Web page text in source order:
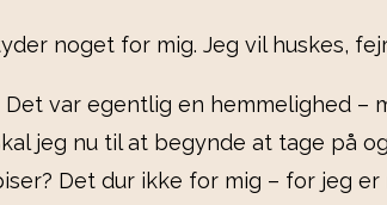
noget for mig. Jeg vil huskes,
var egentlig en hemmelighed –
jeg nu til at begynde at tage på
Det dur ikke for mig – for jeg